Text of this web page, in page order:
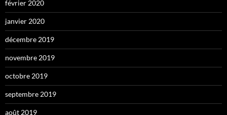
février 2020
janvier 2020
décembre 2019
novembre 2019
octobre 2019
septembre 2019
août 2019